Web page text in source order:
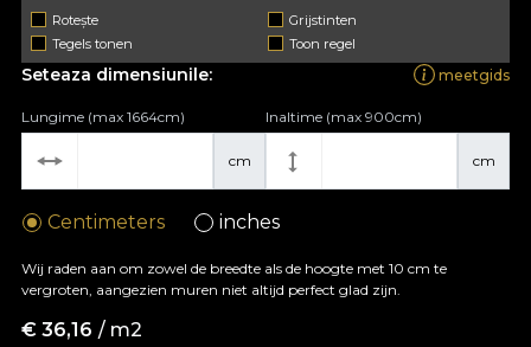
Rotește
Grijstinten
Tegels tonen
Toon regel
Seteaza dimensiunile: meetgids
cm
Lungime (max 1664cm)
cm
Inaltime (max 900cm)
Centimeters inches
Wij raden aan om zowel de breedte als de hoogte met 10 cm te
vergroten, aangezien muren niet altijd perfect glad zijn.
€ 36,16 / m2